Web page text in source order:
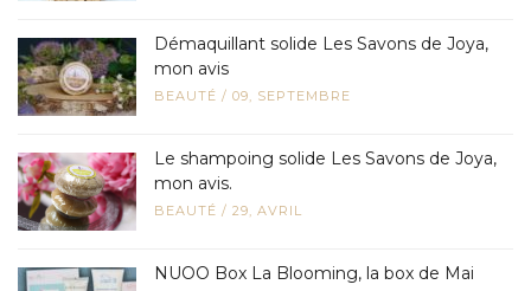
Démaquillant solide Les Savons de Joya,
mon avis
BEAUTÉ / 09, SEPTEMBRE
Le shampoing solide Les Savons de Joya,
mon avis.
BEAUTÉ / 29, AVRIL
NUOO Box La Blooming, la box de Mai